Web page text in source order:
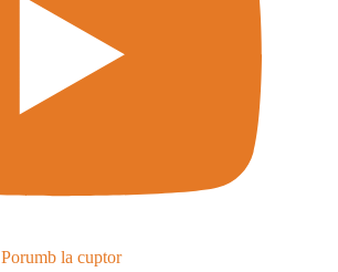
Porumb la cuptor